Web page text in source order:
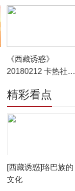
《西藏诱惑》
20180212 卡热社区
精彩看点
[西藏诱惑]珞巴族的
文化